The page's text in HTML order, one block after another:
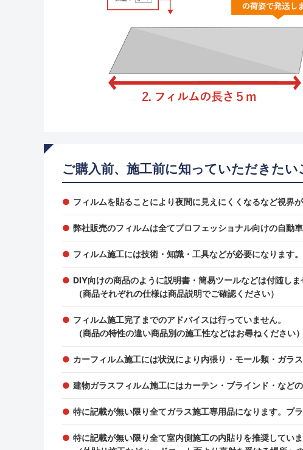
ご購入前、施工前に知っていただきたい
フィルムを貼ることにより夜間に見えにくくなるなど視界
弊社販売のフィルムは全てプロフェッショナル向けの自動
フィルム施工には技術・知識・工具などが必要になります。
DIY向けの商品のように説明書・簡易ツールなどは付随しま
（商品それぞれの仕様は商品説明でご確認ください）
フィルム施工完了までのアドバイスは行っていません。
（商品の特性の違い商品別の施工性などはお尋ねください）
カーフィルム施工には状況により内張り・モール類・ガラ
建物ガラスフィルム施工にはカーテン・ブラインド・など
特に記載が無い限り全てガラス施工専用品になります。プ
特に記載が無い限り全て室内側施工の内貼りを推奨していま